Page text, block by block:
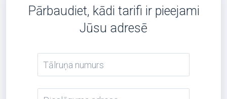
Pārbaudiet, kādi tarifi ir pieejami
Jūsu adresē